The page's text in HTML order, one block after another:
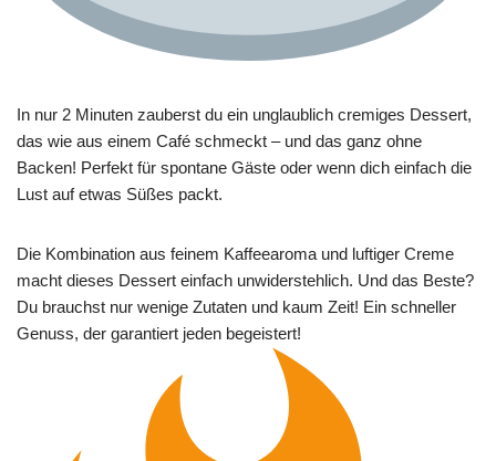
In nur 2 Minuten zauberst du ein unglaublich cremiges Dessert,
das wie aus einem Café schmeckt – und das ganz ohne
Backen! Perfekt für spontane Gäste oder wenn dich einfach die
Lust auf etwas Süßes packt.
Die Kombination aus feinem Kaffeearoma und luftiger Creme
macht dieses Dessert einfach unwiderstehlich. Und das Beste?
Du brauchst nur wenige Zutaten und kaum Zeit! Ein schneller
Genuss, der garantiert jeden begeistert!